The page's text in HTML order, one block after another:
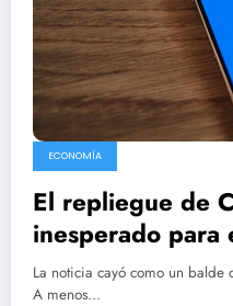
ECONOMÍA
El repliegue de
inesperado para
en Argentina
La noticia cayó como un
A menos…